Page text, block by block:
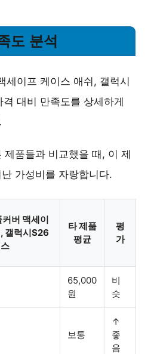
도 분석
세이프 케이스 애쉬, 갤럭시
대비 만족도를 상세하게
제품들과 비교했을 때, 이 제
가성비를 자랑합니다.
버 맥세이
갤럭시S26
타 제품
평균
평
가
65,000
원
비
슷
보통
↑
좋
음